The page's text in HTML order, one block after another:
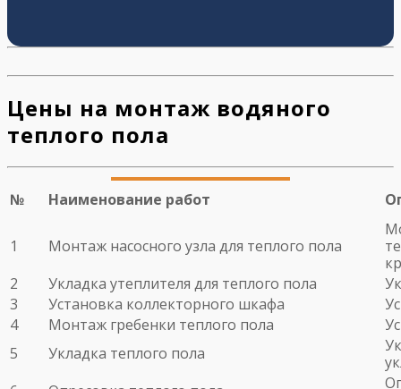
Цены на монтаж водяного
теплого пола
№ Наименование работ
1 Монтаж насосного узла для теплого пола
2
Укладка утеплителя для теплого пола
3
Установка коллекторного шкафа
4
Монтаж гребенки теплого пола
5
Укладка теплого пола